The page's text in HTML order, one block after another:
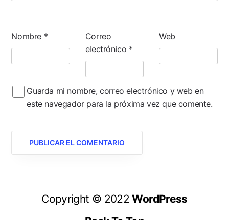
Nombre *
Correo
electrónico *
Web
Guarda mi nombre, correo electrónico y web en
este navegador para la próxima vez que comente.
Copyright © 2022WordPress